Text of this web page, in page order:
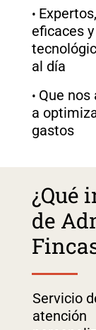
Expertos,
eficaces y
al día​
Que nos
a
gastos​
¿Qué
de
Servicio
atención